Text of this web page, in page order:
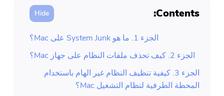
Contents:
الجزء 1. ما هو System Junk على Mac؟
الجزء 2. كيف تحذف ملفات النظام على جهاز Mac؟
الجزء 3. كيفية تنظيف النظام غير الهام باستخدام
المحطة الطرفية لنظام التشغيل Mac؟